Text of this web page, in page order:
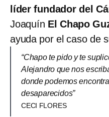
líder fundador del
Joaquín El Chapo
ayuda por el caso de
“Chapo te pido y te
Alejandro que nos
donde podemos
desaparecidos”
CECI FLORES